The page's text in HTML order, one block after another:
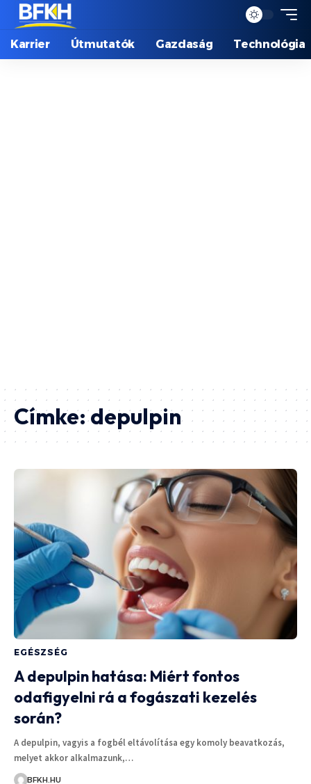
Karrier Útmutatók Gazdaság Technológia
Címke:depulpin
EGÉSZSÉG
A depulpin hatása: Miért fontos
odafigyelni rá a fogászati kezelés
során?
A depulpin, vagyis a fogbél eltávolítása egy komoly beavatkozás,
melyet akkor alkalmazunk,…
BFKH.HU